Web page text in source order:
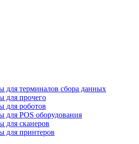
для терминалов сбора данных
для прочего
для роботов
для POS оборудования
для сканеров
для принтеров